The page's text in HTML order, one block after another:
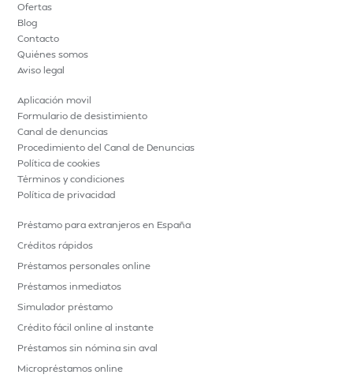
Ofertas
Blog
Contacto
Quiénes somos
Aviso legal
Aplicación movil
Formulario de desistimiento
Canal de denuncias
Procedimiento del Canal de Denuncias
Política de cookies
Términos y condiciones
Política de privacidad
Préstamo para extranjeros en España
Créditos rápidos
Préstamos personales online
Préstamos inmediatos
Simulador préstamo
Crédito fácil online al instante
Préstamos sin nómina sin aval
Micropréstamos online